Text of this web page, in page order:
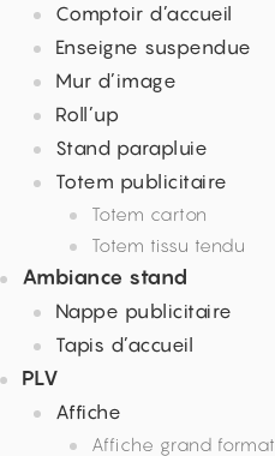
Comptoir d’accueil
Enseigne suspendue
Mur d’image
Roll’up
Stand parapluie
Totem publicitaire
Totem carton
Totem tissu tendu
Ambiance stand
Nappe publicitaire
Tapis d’accueil
PLV
Affiche
Affiche grand format